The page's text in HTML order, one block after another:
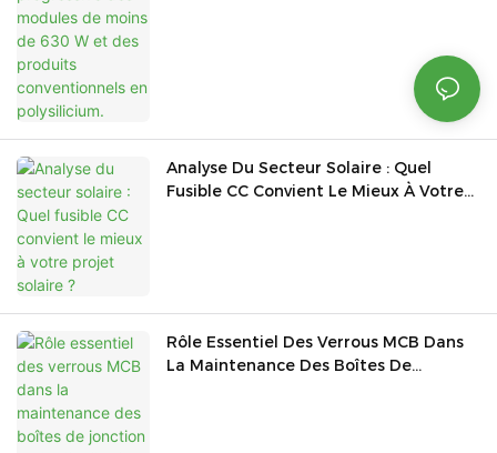
Analyse Du Secteur Solaire : Quel
Fusible CC Convient Le Mieux À Votre
Rôle Essentiel Des Verrous MCB Dans
La Maintenance Des Boîtes De